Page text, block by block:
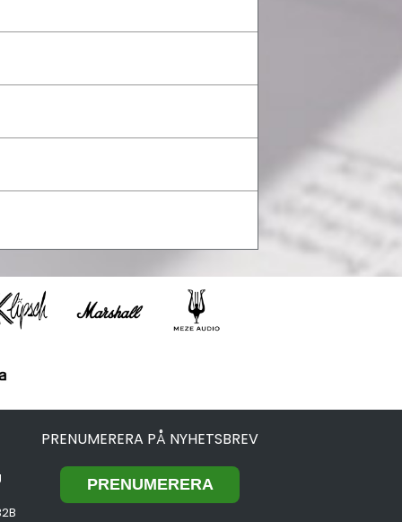
PRENUMERERA PÅ NYHETSBREV